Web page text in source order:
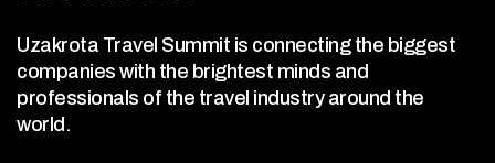
Uzakrota Travel Summit is connecting the biggest
companies with the brightest minds and
professionals of the travel industry around the
world.